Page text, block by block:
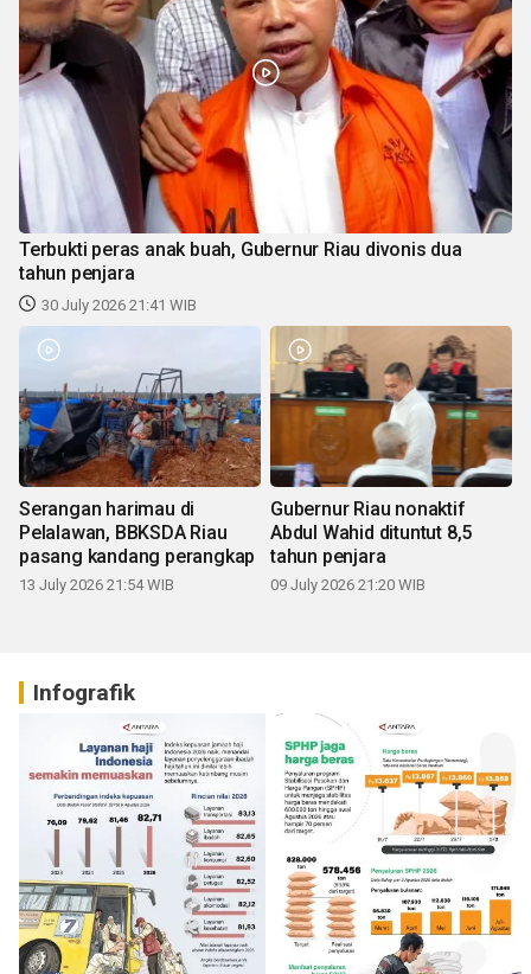
Terbukti peras anak buah, Gubernur Riau divonis dua
tahun penjara
30 July 2026 21:41 WIB
Serangan harimau di
Pelalawan, BBKSDA Riau
pasang kandang perangkap
13 July 2026 21:54 WIB
Gubernur Riau nonaktif
Abdul Wahid dituntut 8,5
tahun penjara
09 July 2026 21:20 WIB
Infografik